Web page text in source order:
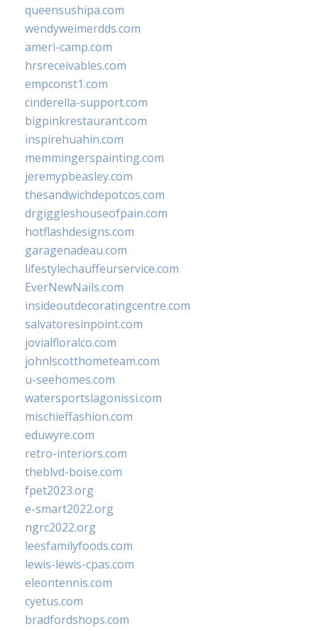
queensushipa.com
wendyweimerdds.com
ameri-camp.com
hrsreceivables.com
empconst1.com
cinderella-support.com
bigpinkrestaurant.com
inspirehuahin.com
memmingerspainting.com
jeremypbeasley.com
thesandwichdepotcos.com
drgiggleshouseofpain.com
hotflashdesigns.com
garagenadeau.com
lifestylechauffeurservice.com
EverNewNails.com
insideoutdecoratingcentre.com
salvatoresinpoint.com
jovialfloralco.com
johnlscotthometeam.com
u-seehomes.com
watersportslagonissi.com
mischieffashion.com
eduwyre.com
retro-interiors.com
theblvd-boise.com
fpet2023.org
e-smart2022.org
ngrc2022.org
leesfamilyfoods.com
lewis-lewis-cpas.com
eleontennis.com
cyetus.com
bradfordshops.com